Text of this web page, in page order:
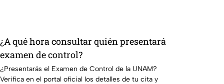
¿A qué hora consultar quién presentará
examen de control?
¿Presentarás el Examen de Control de la UNAM?
Verifica en el portal oficial los detalles de tu cita y